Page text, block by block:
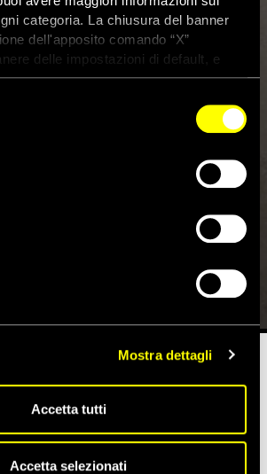
categoria. La chiusura del banner
dell'apposito comando “X”
delle impostazioni di default, e
della navigazione con i cookie
sito clicca
Mostra dettagli
Accetta tutti
Accetta selezionati
lo dice anche il
Onu sul
alloggio adeguato
all’Assemblea generale,il relatore
Unite sul diritto a un alloggio